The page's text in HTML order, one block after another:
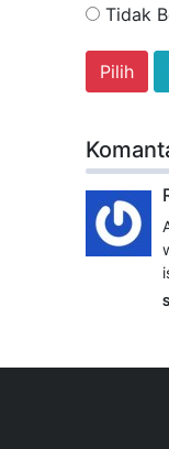
Tidak